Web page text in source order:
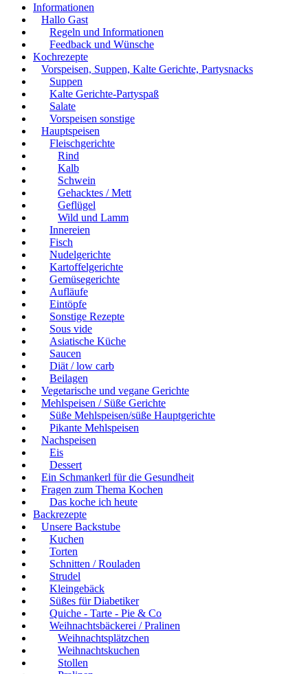
Informationen
Hallo Gast
Regeln und Informationen
Feedback und Wünsche
Kochrezepte
Vorspeisen, Suppen, Kalte Gerichte, Partysnacks
Suppen
Kalte Gerichte-Partyspaß
Salate
Vorspeisen sonstige
Hauptspeisen
Fleischgerichte
Rind
Kalb
Schwein
Gehacktes / Mett
Geflügel
Wild und Lamm
Innereien
Fisch
Nudelgerichte
Kartoffelgerichte
Gemüsegerichte
Aufläufe
Eintöpfe
Sonstige Rezepte
Sous vide
Asiatische Küche
Saucen
Diät / low carb
Beilagen
Vegetarische und vegane Gerichte
Mehlspeisen / Süße Gerichte
Süße Mehlspeisen/süße Hauptgerichte
Pikante Mehlspeisen
Nachspeisen
Eis
Dessert
Ein Schmankerl für die Gesundheit
Fragen zum Thema Kochen
Das koche ich heute
Backrezepte
Unsere Backstube
Kuchen
Torten
Schnitten / Rouladen
Strudel
Kleingebäck
Süßes für Diabetiker
Quiche - Tarte - Pie & Co
Weihnachtsbäckerei / Pralinen
Weihnachtsplätzchen
Weihnachtskuchen
Stollen